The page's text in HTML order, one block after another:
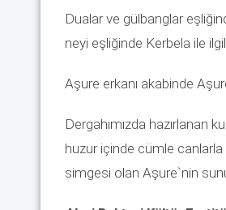
Dualar ve gülbanglar
neyi eşliğinde Kerbela ile
Aşure erkanı akabinde
Dergahımızda hazırlanan
huzur içinde cümle canlarla
simgesi olan Aşure`nin